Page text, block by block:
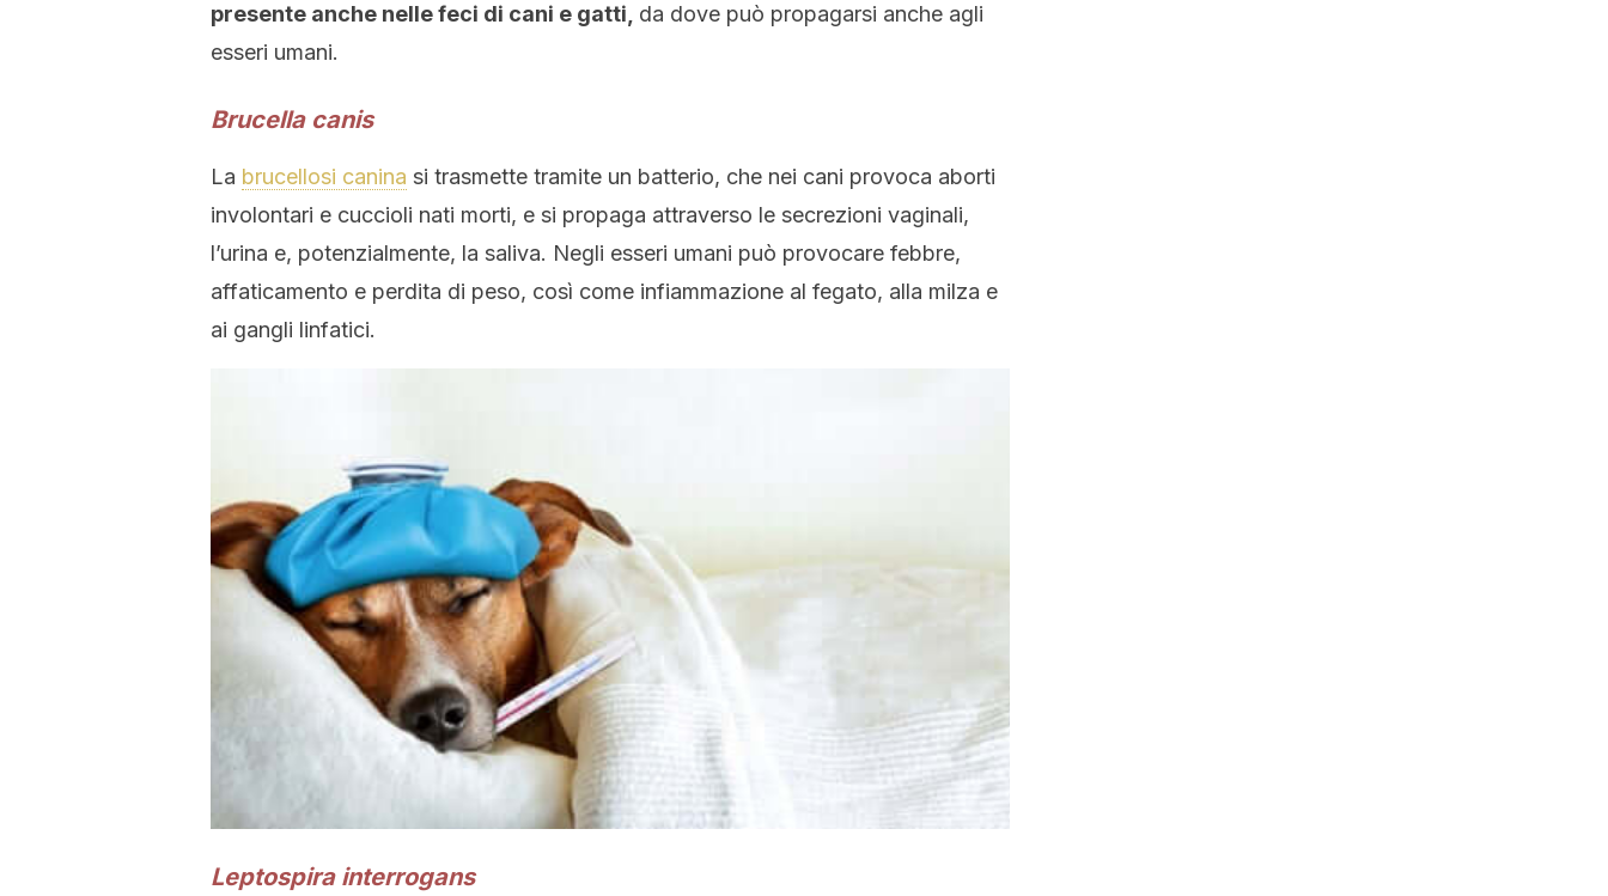
presente anche nelle feci di cani e gatti, da dove può propagarsi anche agli
esseri umani.
Brucella canis
La brucellosi canina si trasmette tramite un batterio, che nei cani provoca aborti
involontari e cuccioli nati morti, e si propaga attraverso le secrezioni vaginali,
l’urina e, potenzialmente, la saliva. Negli esseri umani può provocare febbre,
affaticamento e perdita di peso, così come infiammazione al fegato, alla milza e
ai gangli linfatici.
Leptospira interrogans